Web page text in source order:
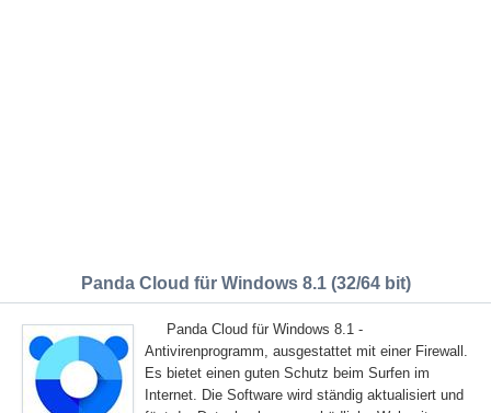
Panda Cloud für Windows 8.1 (32/64 bit)
Panda Cloud für Windows 8.1 -
Antivirenprogramm, ausgestattet mit einer Firewall.
Es bietet einen guten Schutz beim Surfen im
Internet. Die Software wird ständig aktualisiert und